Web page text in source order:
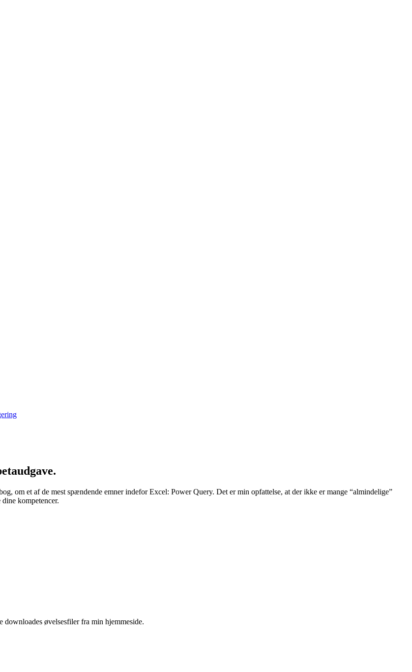
om et af de mest spændende emner indefor Excel: Power Query. Det er min opfattelse, at der ikke er mange “almindelige”
kompetencer.
øvelsesfiler fra min hjemmeside.